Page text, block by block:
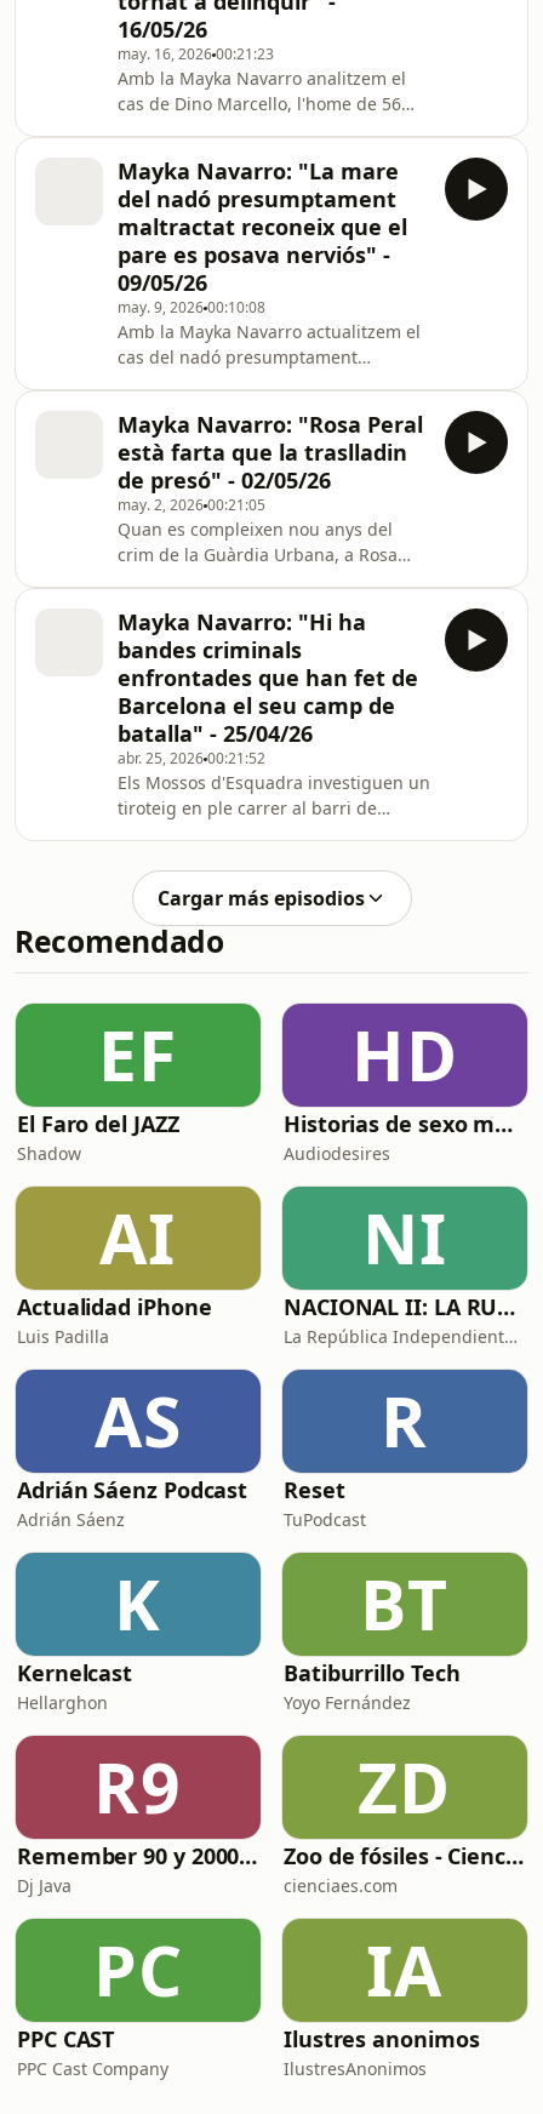
16/05/26
may. 16, 202600:21:23
Amb la Mayka Navarro analitzem el
cas de Dino Marcello, l'home de 56
després de sortir de la presó de
Ponent.
Mayka Navarro: "La mare
del nadó presumptament
maltractat reconeix que el
pare es posava nerviós" -
09/05/26
may. 9, 202600:10:08
Amb la Mayka Navarro actualitzem el
cas del nadó presumptament
pare, en canvi, continua entre reixes
perquè hi ha "indicis sòlids" contra
ell.
Mayka Navarro: "Rosa Peral
està farta que la traslladin
de presó" - 02/05/26
may. 2, 202600:21:05
Quan es compleixen nou anys del
crim de la Guàrdia Urbana, a Rosa
funcionària de Mas d'Enric.
Mayka Navarro: "Hi ha
bandes criminals
enfrontades que han fet de
Barcelona el seu camp de
batalla" - 25/04/26
abr. 25, 202600:21:52
Els Mossos d'Esquadra investiguen un
tiroteig en ple carrer al barri de
Casteràs. Diversos testimonis
expliquen que un home -ara
hospitalitzat- ha rebut diversos trets i
que l'atacant, a qui els Mossos encara
Cargar más episodios
Recomendado
EF
El Faro del JAZZ
Shadow
HD
Historias de sexo muy intensas y calientes
Audiodesires
AI
Actualidad iPhone
Luis Padilla
NI
NACIONAL II: LA RUTA DEL EXILIO
La República Independiente de la Radio
AS
Adrián Sáenz Podcast
Adrián Sáenz
R
Reset
TuPodcast
K
Kernelcast
Hellarghon
BT
Batiburrillo Tech
Yoyo Fernández
R9
Remember 90 y 2000 en PLAY WITH ME by Dj Java
Dj Java
ZD
Zoo de fósiles - Cienciaes.com
cienciaes.com
PC
PPC CAST
PPC Cast Company
IA
Ilustres anonimos
IlustresAnonimos